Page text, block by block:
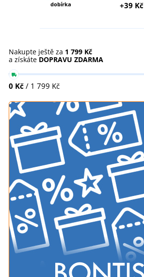
dobírka +39 Kč
Nakupte ještě za 1 799 Kč
a získáte DOPRAVU ZDARMA
0 Kč / 1 799 Kč